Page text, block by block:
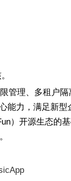
管理、多租户隔
能力，满足新型
）开源生态的